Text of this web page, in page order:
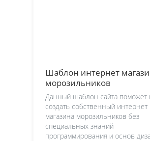
Шаблон интернет
морозильников
Данный шаблон сайта поможет
создать собственный интернет
магазина морозильников без
специальных знаний
программирования и основ